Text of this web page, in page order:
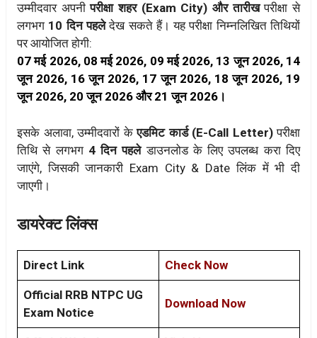
उम्मीदवार अपनीपरीक्षा शहर (Exam City) और तारीखपरीक्षा से
लगभग 10 दिन पहलेदेख सकते हैं। यह परीक्षा निम्नलिखित तिथियों
पर आयोजित होगी:
07 मई 2026, 08 मई 2026, 09 मई 2026, 13 जून 2026, 14
जून 2026, 16 जून 2026, 17 जून 2026, 18 जून 2026, 19
जून 2026, 20 जून 2026 और 21 जून 2026।
इसके अलावा, उम्मीदवारों केएडमिट कार्ड (E-Call Letter)परीक्षा
तिथि से लगभग 4 दिन पहलेडाउनलोड के लिए उपलब्ध करा दिए
जाएंगे, जिसकी जानकारी Exam City & Date लिंक में भी दी
जाएगी।
डायरेक्ट लिंक्स
Direct Link Check Now
Official RRB NTPC UG
Exam Notice
Download Now